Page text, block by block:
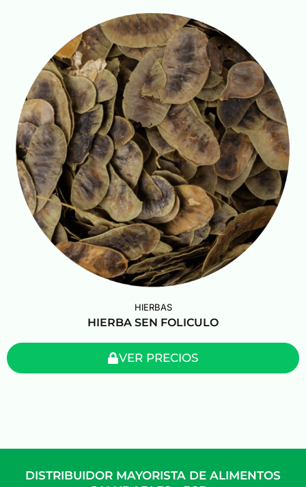
HIERBAS
HIERBA SEN FOLICULO
VER PRECIOS
DISTRIBUIDOR MAYORISTA DE ALIMENTOS